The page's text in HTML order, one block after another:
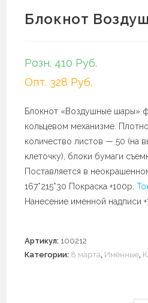
Блокнот
Розн. 410 Руб.
Опт. 328 Руб.
Блокнот «Воздушные шары»
кольцевом механизме.
количество листов — 50 (на
клеточку), блоки бумаги
Поставляется в
167*215*30 Покраска +100р.
Нанесение именной надписи
Артикул: 100212
Категории: 8 марта, Именные,